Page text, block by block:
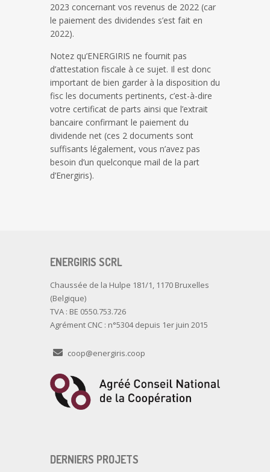
2023 concernant vos revenus de 2022 (car
le paiement des dividendes s’est fait en
2022).
Notez qu’ENERGIRIS ne fournit pas
d’attestation fiscale à ce sujet. Il est donc
important de bien garder à la disposition du
fisc les documents pertinents, c’est-à-dire
votre certificat de parts ainsi que l’extrait
bancaire confirmant le paiement du
dividende net (ces 2 documents sont
suffisants légalement, vous n’avez pas
besoin d’un quelconque mail de la part
d’Energiris).
ENERGIRIS SCRL
Chaussée de la Hulpe 181/1, 1170 Bruxelles
(Belgique)
TVA : BE 0550.753.726
Agrément CNC : n°5304 depuis 1er juin 2015
coop@energiris.coop
DERNIERS PROJETS